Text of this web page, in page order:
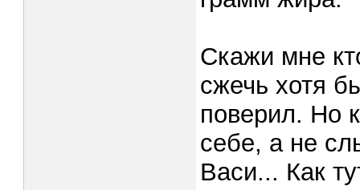
Скажи мне
сжечь хотя
поверил. Но
себе, а не
Васи... Как